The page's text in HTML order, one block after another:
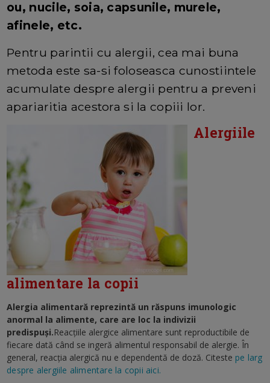
ou, nucile, soia, capsunile, murele,
afinele, etc.
Pentru parintii cu alergii, cea mai buna
metoda este sa-si foloseasca cunostiintele
acumulate despre alergii pentru a preveni
apariaritia acestora si la copiii lor.
Alergiile
alimentare la copii
Alergia alimentară reprezintă un răspuns imunologic
anormal la alimente, care are loc la indivizii
predispuşi.Reacţiile alergice alimentare sunt reproductibile de
fiecare dată când se ingeră alimentul responsabil de alergie. În
general, reacţia alergică nu e dependentă de doză. Citeste pe larg
despre alergiile alimentare la copii aici.